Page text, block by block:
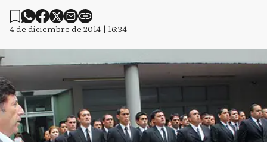
4 de diciembre de 2014 | 16:34